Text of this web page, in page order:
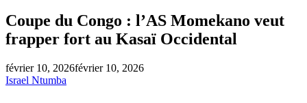
Coupe du Congo : l’AS Momekano veut
frapper fort au Kasaï Occidental
février 10, 2026février 10, 2026
Israel Ntumba